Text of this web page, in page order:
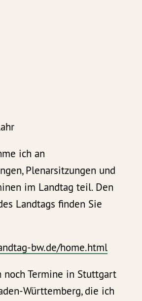
ich an
Plenarsitzungen und
im Landtag teil. Den
Landtags finden Sie
bw.de/home.html
noch Termine in Stuttgart
Württemberg, die ich